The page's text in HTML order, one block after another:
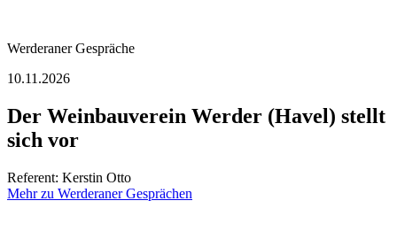
Werderaner Gespräche
10.11.2026
Der Weinbauverein Werder (Havel) stellt
sich vor
Referent: Kerstin Otto
Mehr zu Werderaner Gesprächen